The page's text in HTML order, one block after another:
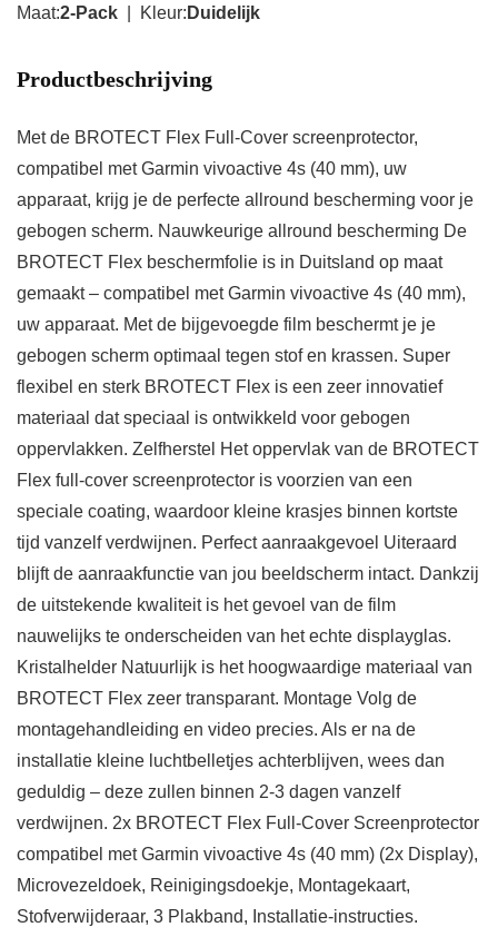
Maat:2-Pack | Kleur: Duidelijk
Productbeschrijving
Met de BROTECT Flex Full-Cover screenprotector,
compatibel met Garmin vivoactive 4s (40 mm), uw
apparaat, krijg je de perfecte allround bescherming voor je
gebogen scherm. Nauwkeurige allround bescherming De
BROTECT Flex beschermfolie is in Duitsland op maat
gemaakt – compatibel met Garmin vivoactive 4s (40 mm),
uw apparaat. Met de bijgevoegde film beschermt je je
gebogen scherm optimaal tegen stof en krassen. Super
flexibel en sterk BROTECT Flex is een zeer innovatief
materiaal dat speciaal is ontwikkeld voor gebogen
oppervlakken. Zelfherstel Het oppervlak van de BROTECT
Flex full-cover screenprotector is voorzien van een
speciale coating, waardoor kleine krasjes binnen kortste
tijd vanzelf verdwijnen. Perfect aanraakgevoel Uiteraard
blijft de aanraakfunctie van jou beeldscherm intact. Dankzij
de uitstekende kwaliteit is het gevoel van de film
nauwelijks te onderscheiden van het echte displayglas.
Kristalhelder Natuurlijk is het hoogwaardige materiaal van
BROTECT Flex zeer transparant. Montage Volg de
montagehandleiding en video precies. Als er na de
installatie kleine luchtbelletjes achterblijven, wees dan
geduldig – deze zullen binnen 2-3 dagen vanzelf
verdwijnen. 2x BROTECT Flex Full-Cover Screenprotector
compatibel met Garmin vivoactive 4s (40 mm) (2x Display),
Microvezeldoek, Reinigingsdoekje, Montagekaart,
Stofverwijderaar, 3 Plakband, Installatie-instructies.